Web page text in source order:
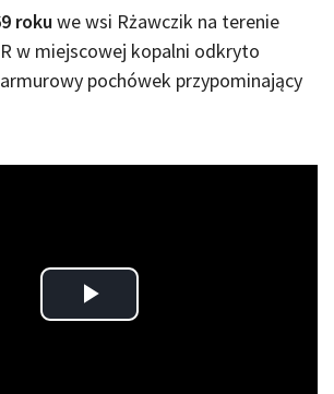
rokuwe wsi Rżawczik na terenie
w miejscowej kopalni odkryto
pochówek przypominający
Play